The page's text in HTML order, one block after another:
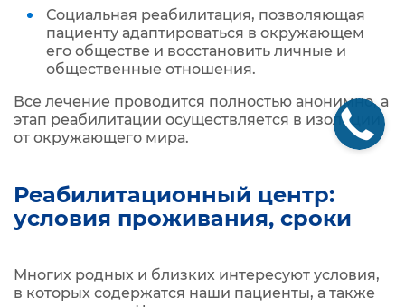
Социальная реабилитация, позволяющая
пациенту адаптироваться в окружающем
его обществе и восстановить личные и
общественные отношения.
Все лечение проводится полностью анонимно, а
этап реабилитации осуществляется в изоляции
от окружающего мира.
Реабилитационный центр:
условия проживания, сроки
Многих родных и близких интересуют условия,
в которых содержатся наши пациенты, а также